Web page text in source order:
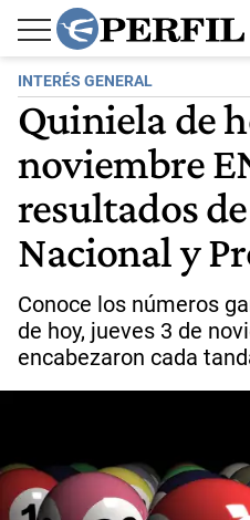
INTERÉS GENERAL
Quiniela de
noviembre
resultados
Nacional y
Conoce los números
de hoy, jueves 3 de
encabezaron cada